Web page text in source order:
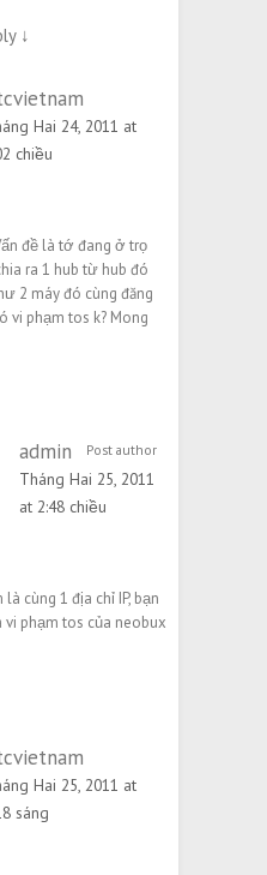
↓
Hai 24, 2011 at
chiều
đề là tớ đang ở trọ
ra 1 hub từ hub đó
2 máy đó cùng đăng
vi phạm tos k? Mong
admin Post author
Tháng Hai 25, 2011
at 2:48 chiều
cùng 1 địa chỉ IP, bạn
phạm tos của neobux
Hai 25, 2011 at
sáng